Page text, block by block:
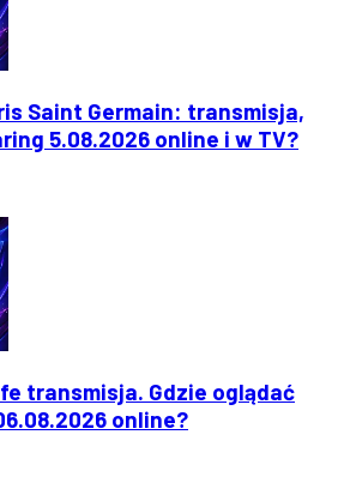
Saint Germain: transmisja,
5.08.2026 online i w TV?
transmisja. Gdzie oglądać
online?